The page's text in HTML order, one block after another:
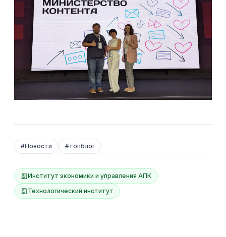
#Новости #топблог
Институт экономики и управления АПК
Технологический институт